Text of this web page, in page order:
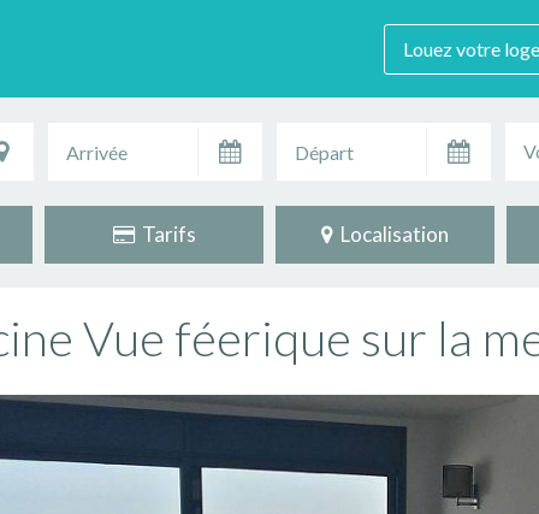
Louez votre
Tarifs Localisation
Vue féerique sur la